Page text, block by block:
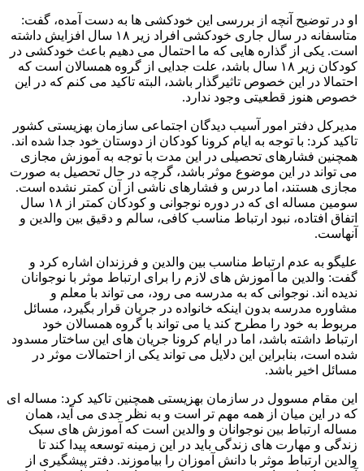
او در توضیح آنچه از بررسی این خودکشی ها به دست آمده، گفت:
متاسفانه در سال جاری خودکشی افراد زیر ۱۸ سال افزایش داشته
است. یکی از گذاره هایی که ما احتمال می دهیم باعث خودکشی در
کودکان زیر ۱۸ سال باشد، علت جدایی از گروه همسالان است که
احتمالا در این خصوص تاثیرگذار باشد، البته تاکید می کنم که در این
خصوص هنوز قطعیتی وجود ندارد.
مدیرکل دفتر امور آسیب دیدگان اجتماعی سازمان بهزیستی کشور
تاکید کرد: با توجه به ایام کرونا کودکان از دوستان خود جدا شده اند.
همچنین فشارهای تحصیلی در این مدت با توجه به آموزش مجازی
می تواند در این موضوع موثر باشد، گرچه در حال تحصیل به صورت
مجازی هستند، اما درس و فشارهای ناشی از آن کمتر نشده است.
سومین مساله ای که در دوره نوجوانی و کودکان کمتر از ۱۸ سال
اتفاق افتاده، نبود ارتباط مناسب کافی، سالم و دقیق بین والدین و
آنهاست.
علیگو به عدم ارتباط مناسب بین والدین و فرزندان اشاره کرد و
گفت: والدین ما آموزش های لازم را برای ارتباط موثر با نوجوانان
ندیده اند. نوجوانی که به مدرسه می رود، می تواند با معلم و
مشاوره مدرسه بدون اینکه خانواده در جریان قرار بگیرد، مسائل
مربوط به خود را مطرح کند یا می تواند با گروه همسالان خود
ارتباط داشته باشد، اما در ایام کرونا جریان های این ساختار مسدود
شده است، بنابراین این دلایل می تواند یکی از احتمالات موثر در
مسائل اخیر باشد.
این مقام مسوول در سازمان بهزیستی همچنین تاکید کرد: مساله ای
که در این میان از همه مهم تر است و به نظر جدی می آید، همان
مساله ارتباط بین نوجوانان و والدین است که آموزش های سبک
زندگی و مهارت های زندگی باید در این زمینه توسعه پیدا کند تا
والدین ارتباط موثر با دانش آموزان را بیاموزند. دفتر پیشگیری از